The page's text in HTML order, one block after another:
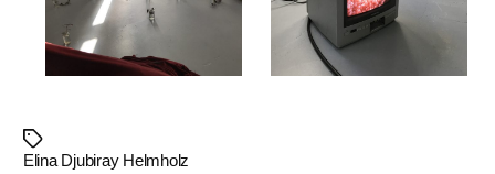
Schlagwörter
Elina Djubiray Helmholz